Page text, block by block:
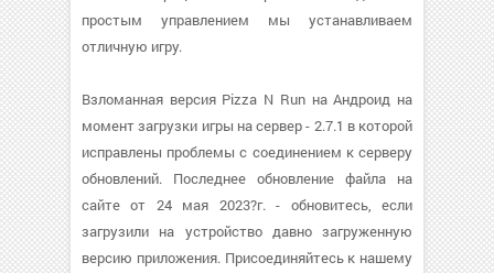
простым управлением мы устанавливаем
отличную игру.
Взломанная версия Pizza N Run на Андроид на
момент загрузки игры на сервер - 2.7.1 в которой
исправлены проблемы с соединением к серверу
обновлений. Последнее обновление файла на
сайте от 24 мая 2023?г. - обновитесь, если
загрузили на устройство давно загруженную
версию приложения. Присоединяйтесь к нашему